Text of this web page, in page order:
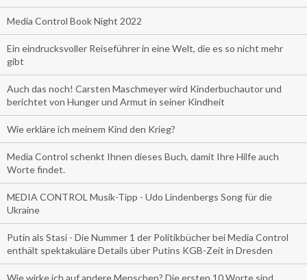
Media Control Book Night 2022
Ein eindrucksvoller Reiseführer in eine Welt, die es so nicht mehr
gibt
Auch das noch! Carsten Maschmeyer wird Kinderbuchautor und
berichtet von Hunger und Armut in seiner Kindheit
Wie erkläre ich meinem Kind den Krieg?
Media Control schenkt Ihnen dieses Buch, damit Ihre Hilfe auch
Worte findet.
MEDIA CONTROL Musik-Tipp - Udo Lindenbergs Song für die
Ukraine
Putin als Stasi - Die Nummer 1 der Politikbücher bei Media Control
enthält spektakuläre Details über Putins KGB-Zeit in Dresden
Wie wirke ich auf andere Menschen? Die ersten 10 Worte sind